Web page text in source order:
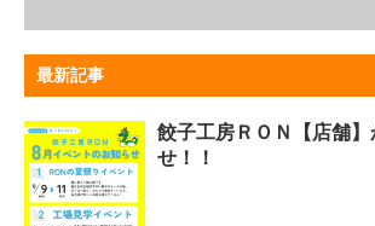
最新記事
餃子工房ＲＯＮ【店舗】
せ！！